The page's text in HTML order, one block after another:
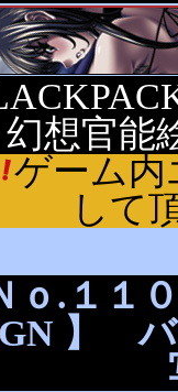
想官能
ゲーム内
して
ｏ.１１
】 バ